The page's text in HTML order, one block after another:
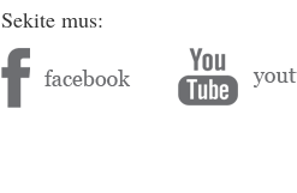
Sekite mus: